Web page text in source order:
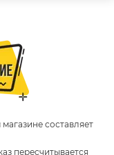
составляет
пересчитывается